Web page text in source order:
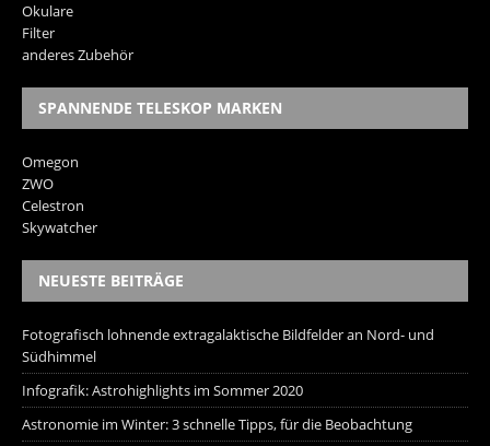
Okulare
Filter
anderes Zubehör
SPANNENDE TELESKOP MARKEN
Omegon
ZWO
Celestron
Skywatcher
NEUESTE BEITRÄGE
Fotografisch lohnende extragalaktische Bildfelder an Nord- und
Südhimmel
Infografik: Astrohighlights im Sommer 2020
Astronomie im Winter: 3 schnelle Tipps, für die Beobachtung